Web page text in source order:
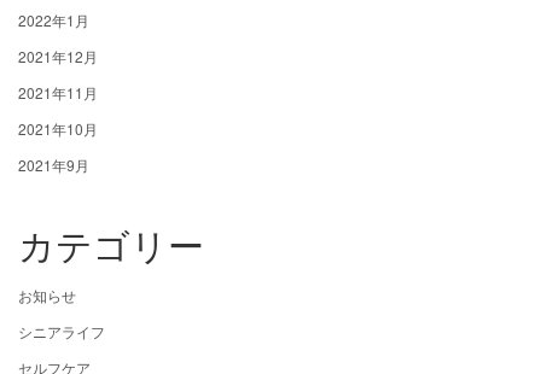
2022年1月
2021年12月
2021年11月
2021年10月
2021年9月
カテゴリー
お知らせ
シニアライフ
セルフケア